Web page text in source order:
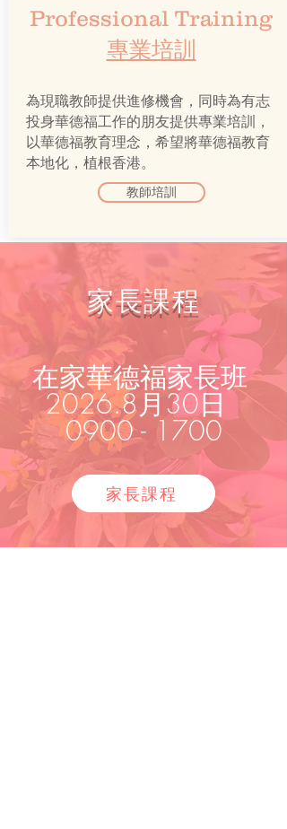
Professional Training
專業培訓
為現職教師提供進修機會，同時為有志
投身華德福工作的朋友提供專業培訓，
以華德福教育理念，希望將華德福教育
本地化，植根香港。
教師培訓
家長課程
在家華德福家長班
2026.8月30日
0900 - 1700
家長課程